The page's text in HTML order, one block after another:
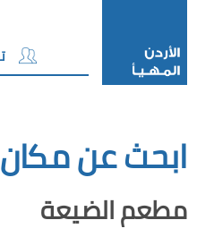
ابحث عن مكان
مطعم الضيعة